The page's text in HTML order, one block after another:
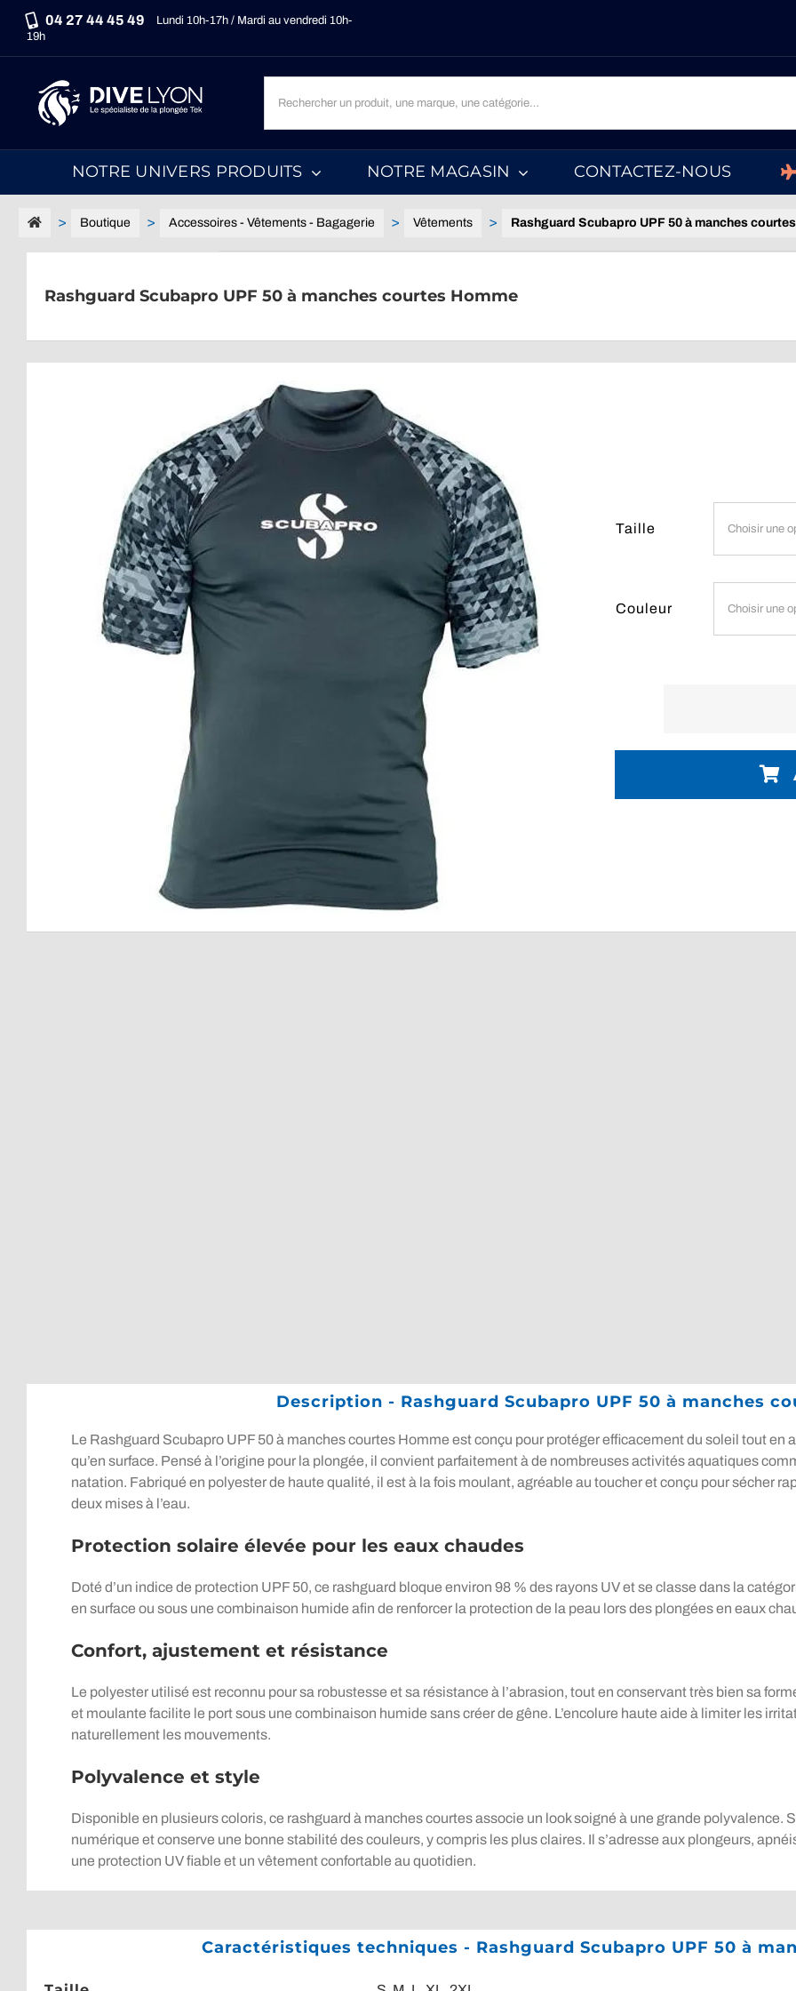
Passer
04 27 44 45 49
Lundi 10h-17h / Mardi au vendredi 10h-
19h
un
produit,
une
marque,
une
NOTRE UNIVERS PRODUITS NOTRE MAGASIN CONTACTEZ-NOUS
Boutique Accessoires - Vêtements - Bagagerie Vêtements Rashguard Scubapro UPF 50 à manches
Rashguard Scubapro UPF 50 à manches courtes Homme
Taille
Couleur
Description - Rashguard Scubapro UPF 50 à manches
Le Rashguard Scubapro UPF 50 à manches courtes Homme est conçu pour protéger efficacement du soleil tout en
qu’en surface. Pensé à l’origine pour la plongée, il convient parfaitement à de nombreuses activités aquatiques
natation. Fabriqué en polyester de haute qualité, il est à la fois moulant, agréable au toucher et conçu pour sécher
deux mises à l’eau.
Protection solaire élevée pour les eaux chaudes
Doté d’un indice de protection UPF 50, ce rashguard bloque environ 98 % des rayons UV et se classe dans la
en surface ou sous une combinaison humide afin de renforcer la protection de la peau lors des plongées en eaux
Confort, ajustement et résistance
Le polyester utilisé est reconnu pour sa robustesse et sa résistance à l’abrasion, tout en conservant très bien sa
et moulante facilite le port sous une combinaison humide sans créer de gêne. L’encolure haute aide à limiter les
naturellement les mouvements.
Polyvalence et style
Disponible en plusieurs coloris, ce rashguard à manches courtes associe un look soigné à une grande polyvalence.
numérique et conserve une bonne stabilité des couleurs, y compris les plus claires. Il s’adresse aux plongeurs,
une protection UV fiable et un vêtement confortable au quotidien.
Caractéristiques techniques - Rashguard Scubapro UPF 50 à